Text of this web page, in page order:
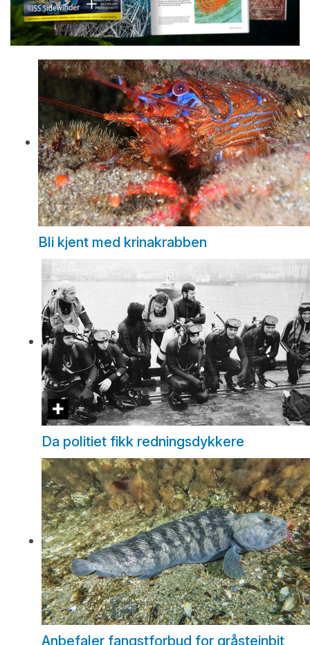
Bli kjent med krinakrabben
Da politiet fikk redningsdykkere
Anbefaler fangstforbud for gråsteinbit